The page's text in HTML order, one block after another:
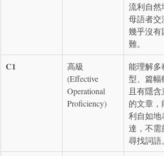
流利自然
母語者交
幾乎沒有困
難。
C1
高級
(Effective
Operational
Proficiency)
能理解多
型、篇幅
且有隱含
的文章，
利自如地表
達，不需
尋找詞語。